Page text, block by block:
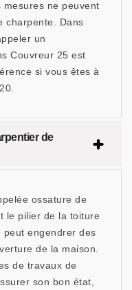
ne peuvent
charpente. Dans
un
Couvreur 25 est
si vous êtes à
de
ossature de
le pilier de la toiture
engendrer des
de la maison.
de travaux de
son bon état,